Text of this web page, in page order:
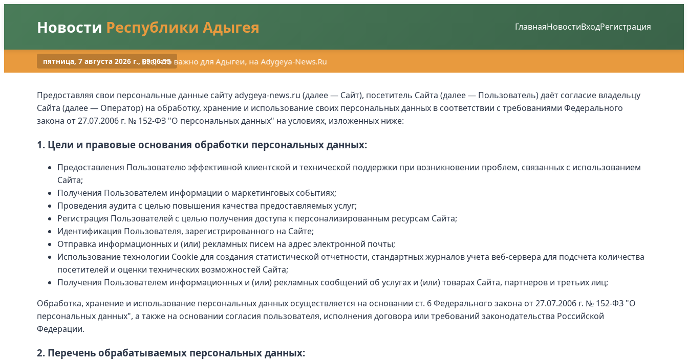
Новости Республики Адыгея ГлавнаяНовостиВходРегистрация
пятница, 7 августа 2026 г., 09:06:56Всё, что важно для Адыгеи, на Adygeya-News.Ru
Предоставляя свои персональные данные сайту adygeya-news.ru (далее — Сайт), посетитель Сайта (далее — Пользователь) даёт согласие владельцу
Сайта (далее — Оператор) на обработку, хранение и использование своих персональных данных в соответствии с требованиями Федерального
закона от 27.07.2006 г. № 152-ФЗ "О персональных данных" на условиях, изложенных ниже:
1. Цели и правовые основания обработки персональных данных:
Предоставления Пользователю эффективной клиентской и технической поддержки при возникновении проблем, связанных с использованием
Сайта;
Получения Пользователем информации о маркетинговых событиях;
Проведения аудита с целью повышения качества предоставляемых услуг;
Регистрация Пользователей с целью получения доступа к персонализированным ресурсам Сайта;
Идентификация Пользователя, зарегистрированного на Сайте;
Отправка информационных и (или) рекламных писем на адрес электронной почты;
Использование технологии Cookie для создания статистической отчетности, стандартных журналов учета веб-сервера для подсчета количества
посетителей и оценки технических возможностей Сайта;
Получения Пользователем информационных и (или) рекламных сообщений об услугах и (или) товарах Сайта, партнеров и третьих лиц;
Обработка, хранение и использование персональных данных осуществляется на основании ст. 6 Федерального закона от 27.07.2006 г. № 152-ФЗ "О
персональных данных", а также на основании согласия пользователя, исполнения договора или требований законодательства Российской
Федерации.
2. Перечень обрабатываемых персональных данных: